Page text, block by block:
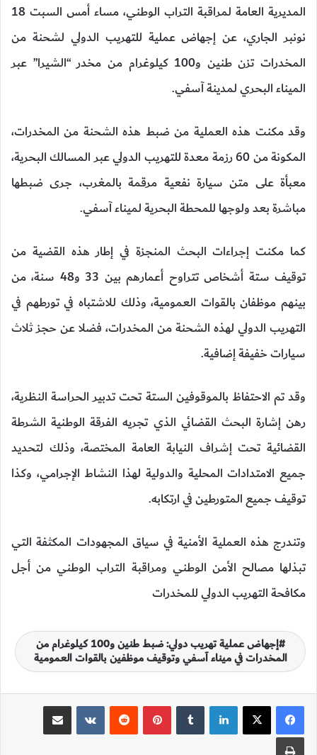
المديرية العامة لمراقبة التراب الوطني، مساء أمس السبت 18
نونبر الجاري، عن إجهاض عملية للتهريب الدولي لشحنة من
المخدرات تزن طنين و100 كيلوغرام من مخدر “الشيرا” عبر
الميناء البحري لمدينة آسفي.
وقد مكنت هذه العملية من ضبط هذه الشحنة من المخدرات،
المكونة من 60 رزمة معدة للتهريب الدولي عبر المسالك البحرية،
معبأة على متن سيارة نفعية مرقمة بالمغرب، جرى ضبطها
مباشرة بعد ولوجها للمحطة البحرية لميناء آسفي.
كما مكنت إجراءات البحث المنجزة في إطار هذه القضية من
توقيف ستة أشخاص تتراوح أعمارهم بين 33 و48 سنة، من
بينهم موظفان بالقوات العمومية، وذلك للاشتباه في تورطهم في
التهريب الدولي لهذه الشحنة من المخدرات، فضلا عن حجز ثلاث
سيارات خفيفة إضافية.
وقد تم الاحتفاظ بالموقوفين الستة تحت تدبير الحراسة النظرية،
رهن إشارة البحث القضائي الذي تجريه الفرقة الوطنية الشرطة
القضائية تحت إشراف النيابة العامة المختصة، وذلك لتحديد
جميع الامتدادات المحلية والدولية لهذا النشاط الإجرامي، وكذا
توقيف جميع المتورطين في ارتكابه.
وتندرج هذه العملية الأمنية في سياق المجهودات المكثفة التي
تبذلها مصالح الأمن الوطني ومراقبة التراب الوطني من أجل
مكافحة التهريب الدولي للمخدرات
إجهاض عملية تهريب دولي: ضبط طنين و100 كيلوغرام من
المخدرات في ميناء آسفي وتوقيف موظفين بالقوات العمومية
لينكدإن بينتيريست